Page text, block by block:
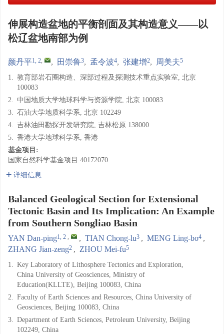
伸展构造盆地的平衡剖面及其构造意义——以
松辽盆地南部为例
颜丹平1, 2, , 田崇鲁3, 孟令波4, 张建增2, 周美夫5
1. 教育部岩石圈构造、深部过程及探测技术重点实验室, 北京
100083
2. 中国地质大学地球科学与资源学院, 北京 100083
3. 石油大学地质科学系, 北京 102249
4. 吉林油田勘探开发研究院, 吉林松原 138000
5. 香港大学地球科学系, 香港
基金项目:
国家自然科学基金项目 40172070
详细信息
Balanced Geological Section for Extensional
Tectonic Basin and Its Implication: An Example
from Southern Songliao Basin
YAN Dan-ping1, 2 , , TIAN Chong-lu3 , MENG Ling-bo4 ,
ZHANG Jian-zeng2 , ZHOU Mei-fu5
1. Key Laboratory of Lithosphere Tectonics and Exploration,
China University of Geosciences, Ministry of
Education(KLLTE), Beijing 100083, China
2. Faculty of Earth Sciences and Resources, China University of
Geosciences, Beijing 100083, China
3. Department of Earth Sciences, Petroleum University, Beijing
102249, China